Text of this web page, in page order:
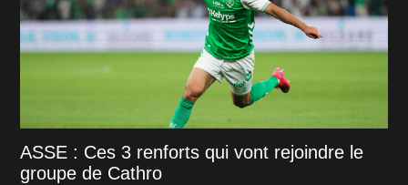
ASSE : Ces 3 renforts qui vont rejoindre le
groupe de Cathro